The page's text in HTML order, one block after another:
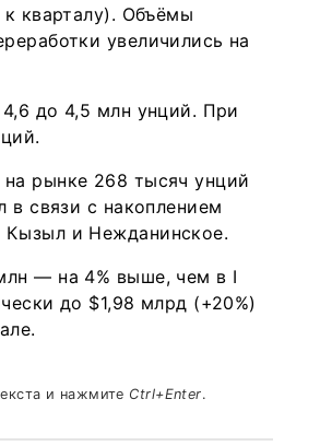
кварталу). Объёмы
увеличились на
до 4,5 млн унций. При
рынке 268 тысяч унций
в связи с накоплением
Кызыл и Нежданинское.
— на 4% выше, чем в I
до $1,98 млрд (+20%)
и нажмите Ctrl+Enter.